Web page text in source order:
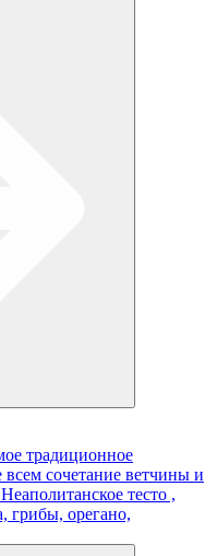
традиционное
сочетание ветчины и
тесто ,
грибы, орегано,